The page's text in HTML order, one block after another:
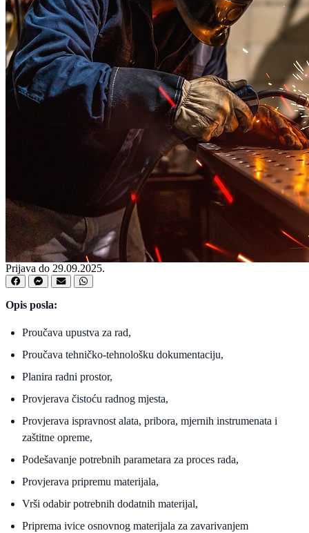
Prijava do 29.09.2025.
Opis posla:
Proučava upustva za rad,
Proučava tehničko-tehnološku dokumentaciju,
Planira radni prostor,
Provjerava čistoću radnog mjesta,
Provjerava ispravnost alata, pribora, mjernih instrumenata i
zaštitne opreme,
Podešavanje potrebnih parametara za proces rada,
Provjerava pripremu materijala,
Vrši odabir potrebnih dodatnih materijal,
Priprema ivice osnovnog materijala za zavarivanjem